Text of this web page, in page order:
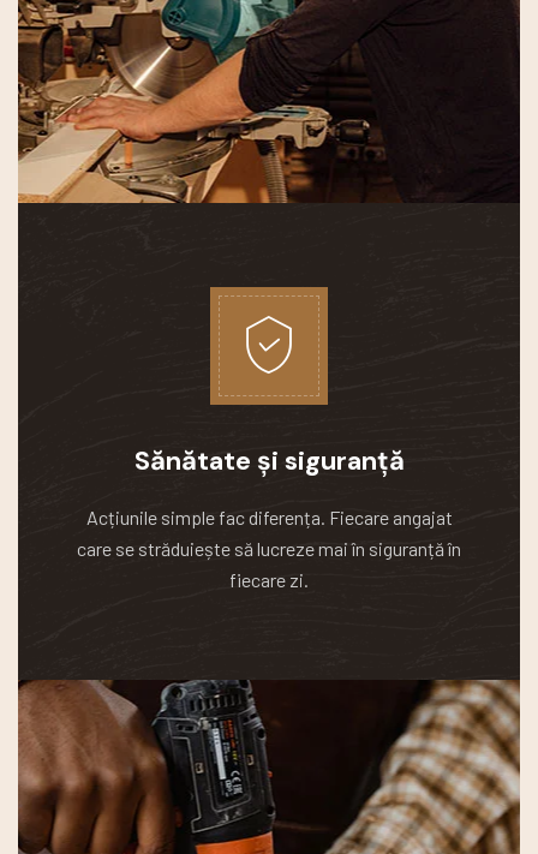
Sănătate și siguranță
Acțiunile simple fac diferența. Fiecare angajat
care se străduiește să lucreze mai în siguranță în
fiecare zi.